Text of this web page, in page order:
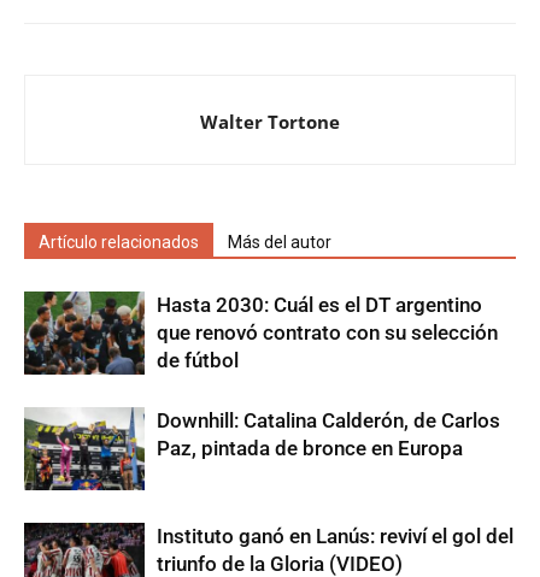
Walter Tortone
Artículo relacionados Más del autor
Hasta 2030: Cuál es el DT argentino
que renovó contrato con su selección
de fútbol
Downhill: Catalina Calderón, de Carlos
Paz, pintada de bronce en Europa
Instituto ganó en Lanús: reviví el gol del
triunfo de la Gloria (VIDEO)